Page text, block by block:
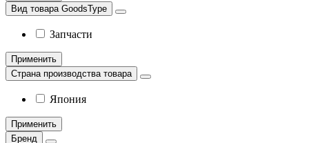
Вид товара GoodsType
Запчасти
Применить
Страна производства товара
Япония
Применить
Бренд